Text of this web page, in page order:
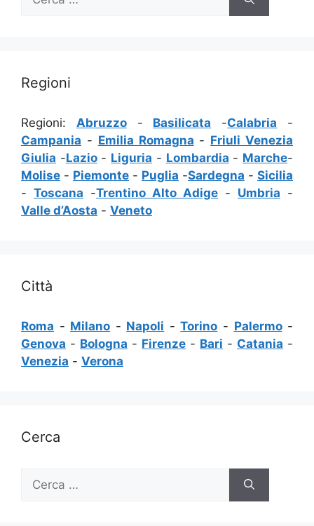
per:
Regioni
Regioni: Abruzzo- Basilicata -Calabria -
Campania - Emilia Romagna - Friuli Venezia
Giulia -Lazio- Liguria - Lombardia - Marche-
Molise - Piemonte - Puglia -Sardegna - Sicilia
- Toscana -Trentino Alto Adige - Umbria -
Valle d’Aosta - Veneto
Città
Roma - Milano - Napoli -Torino - Palermo-
Genova - Bologna - Firenze - Bari - Catania -
Venezia - Verona
Cerca
per: